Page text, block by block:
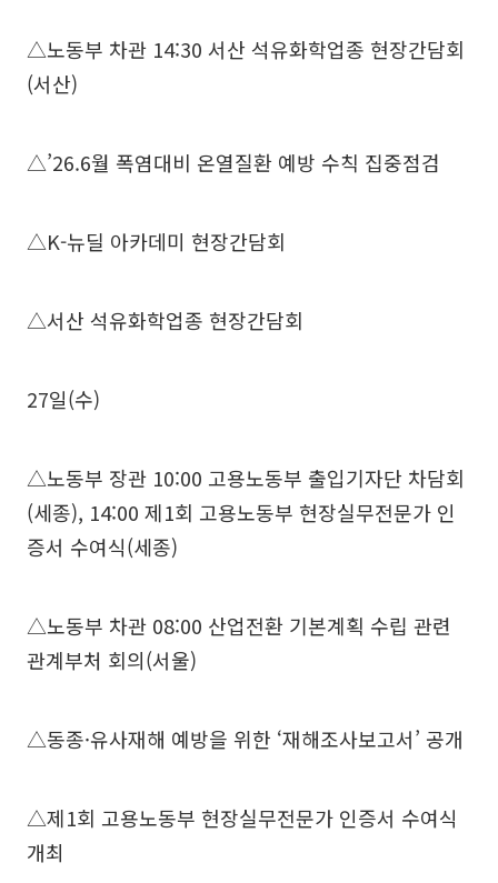
△노동부 차관 14:30 서산 석유화학업종 현장간담회
(서산)
△’26.6월 폭염대비 온열질환 예방 수칙 집중점검
△K-뉴딜 아카데미 현장간담회
△서산 석유화학업종 현장간담회
27일(수)
△노동부 장관 10:00 고용노동부 출입기자단 차담회
(세종), 14:00 제1회 고용노동부 현장실무전문가 인
증서 수여식(세종)
△노동부 차관 08:00 산업전환 기본계획 수립 관련
관계부처 회의(서울)
△동종·유사재해 예방을 위한 ‘재해조사보고서’ 공개
△제1회 고용노동부 현장실무전문가 인증서 수여식
개최